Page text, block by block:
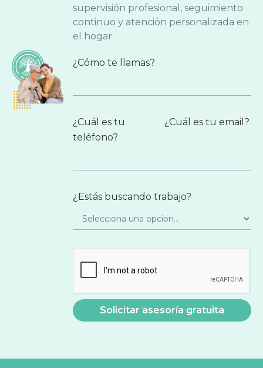
supervisión profesional, seguimiento
continuo y atención personalizada en
el hogar.
¿Cómo te llamas?
¿Cuál es tu
teléfono?
¿Cuál es tu email?
¿Estás buscando trabajo?